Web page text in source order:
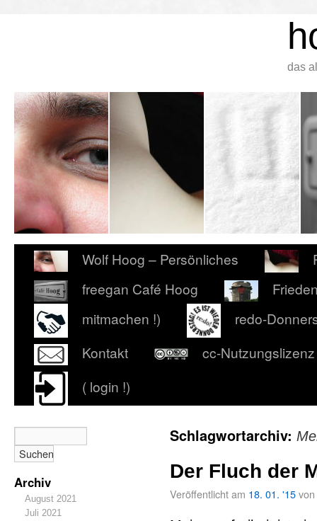
das
Wolf Hoog – Persönliches
freegan Café Hoog
mitmachen !)
redo-
Kontakt
cc-Nutzungslizenz
( login !)
Archiv
August 2021
Juli 2021
Schlagwortarchiv:
Der Fluch der
Veröffentlicht am 18. 01. '15von